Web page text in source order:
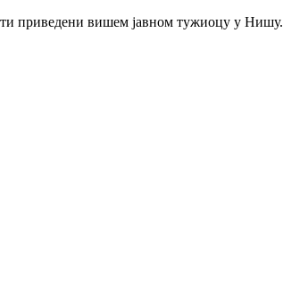
приведени вишем јавном тужиоцу у Нишу.